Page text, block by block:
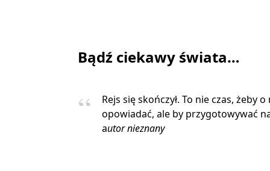
Bądź ciekawy świata…
Rejs się skończył. To nie czas, żeby o
opowiadać, ale by przygotowywać
autor nieznany